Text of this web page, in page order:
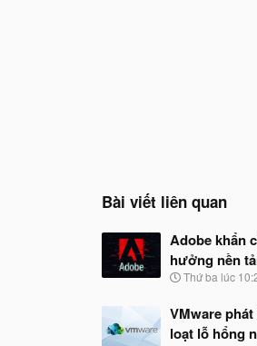
Bài viết liên quan
Adobe khẩn
hưởng nền
N
y
b
Thứ ba lúc
VMware
loạt lỗ hổng